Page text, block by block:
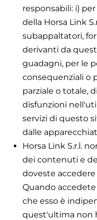
responsabili: i)
della Horsa Link
subappaltatori,
derivanti da
guadagni, per le
consequenziali o
parziale o totale,
disfunzioni
servizi di questo
dalle
Horsa Link S.r.l.
dei contenuti e
doveste
Quando
che esso è
quest'ultima non